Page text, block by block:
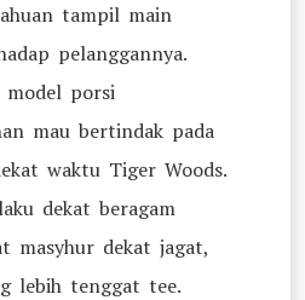
tampil main
pelanggannya.
porsi
mau bertindak pada
waktu Tiger Woods.
dekat beragam
masyhur dekat jagat,
lebih tenggat tee.